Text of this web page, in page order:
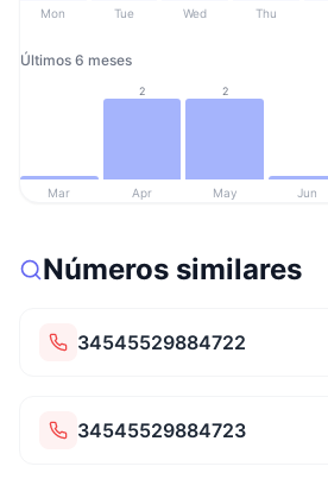
Mon Tue Wed Thu
Últimos 6 meses
2 2
Mar Apr May Jun
Números similares
34545529884722
34545529884723